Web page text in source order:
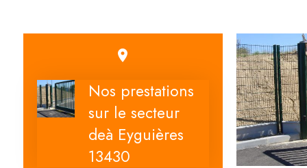
place
Nos prestations
sur le secteur
deà Eyguières
13430